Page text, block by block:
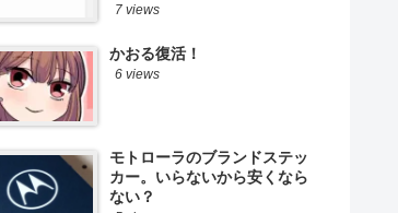
7 views
かおる復活！
6 views
モトローラのブランドステッ
カー。いらないから安くなら
ない？